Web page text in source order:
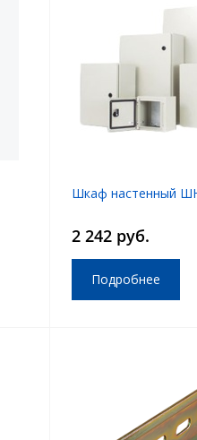
Шкаф настенный
2 242 руб.
Подробнее